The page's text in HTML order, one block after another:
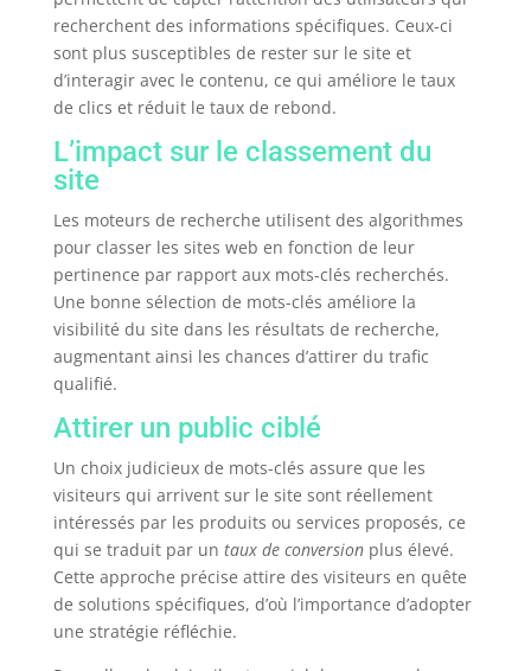
recherchent des informations spécifiques. Ceux-ci
sont plus susceptibles de rester sur le site et
d’interagir avec le contenu, ce qui améliore le taux
de clics et réduit le taux de rebond.
L’impact sur le classement du
site
Les moteurs de recherche utilisent des algorithmes
pour classer les sites web en fonction de leur
pertinence par rapport aux mots-clés recherchés.
Une bonne sélection de mots-clés améliore la
visibilité du site dans les résultats de recherche,
augmentant ainsi les chances d’attirer du trafic
qualifié.
Attirer un public ciblé
Un choix judicieux de mots-clés assure que les
visiteurs qui arrivent sur le site sont réellement
intéressés par les produits ou services proposés, ce
qui se traduit par un taux de conversionplus élevé.
Cette approche précise attire des visiteurs en quête
de solutions spécifiques, d’où l’importance d’adopter
une stratégie réfléchie.